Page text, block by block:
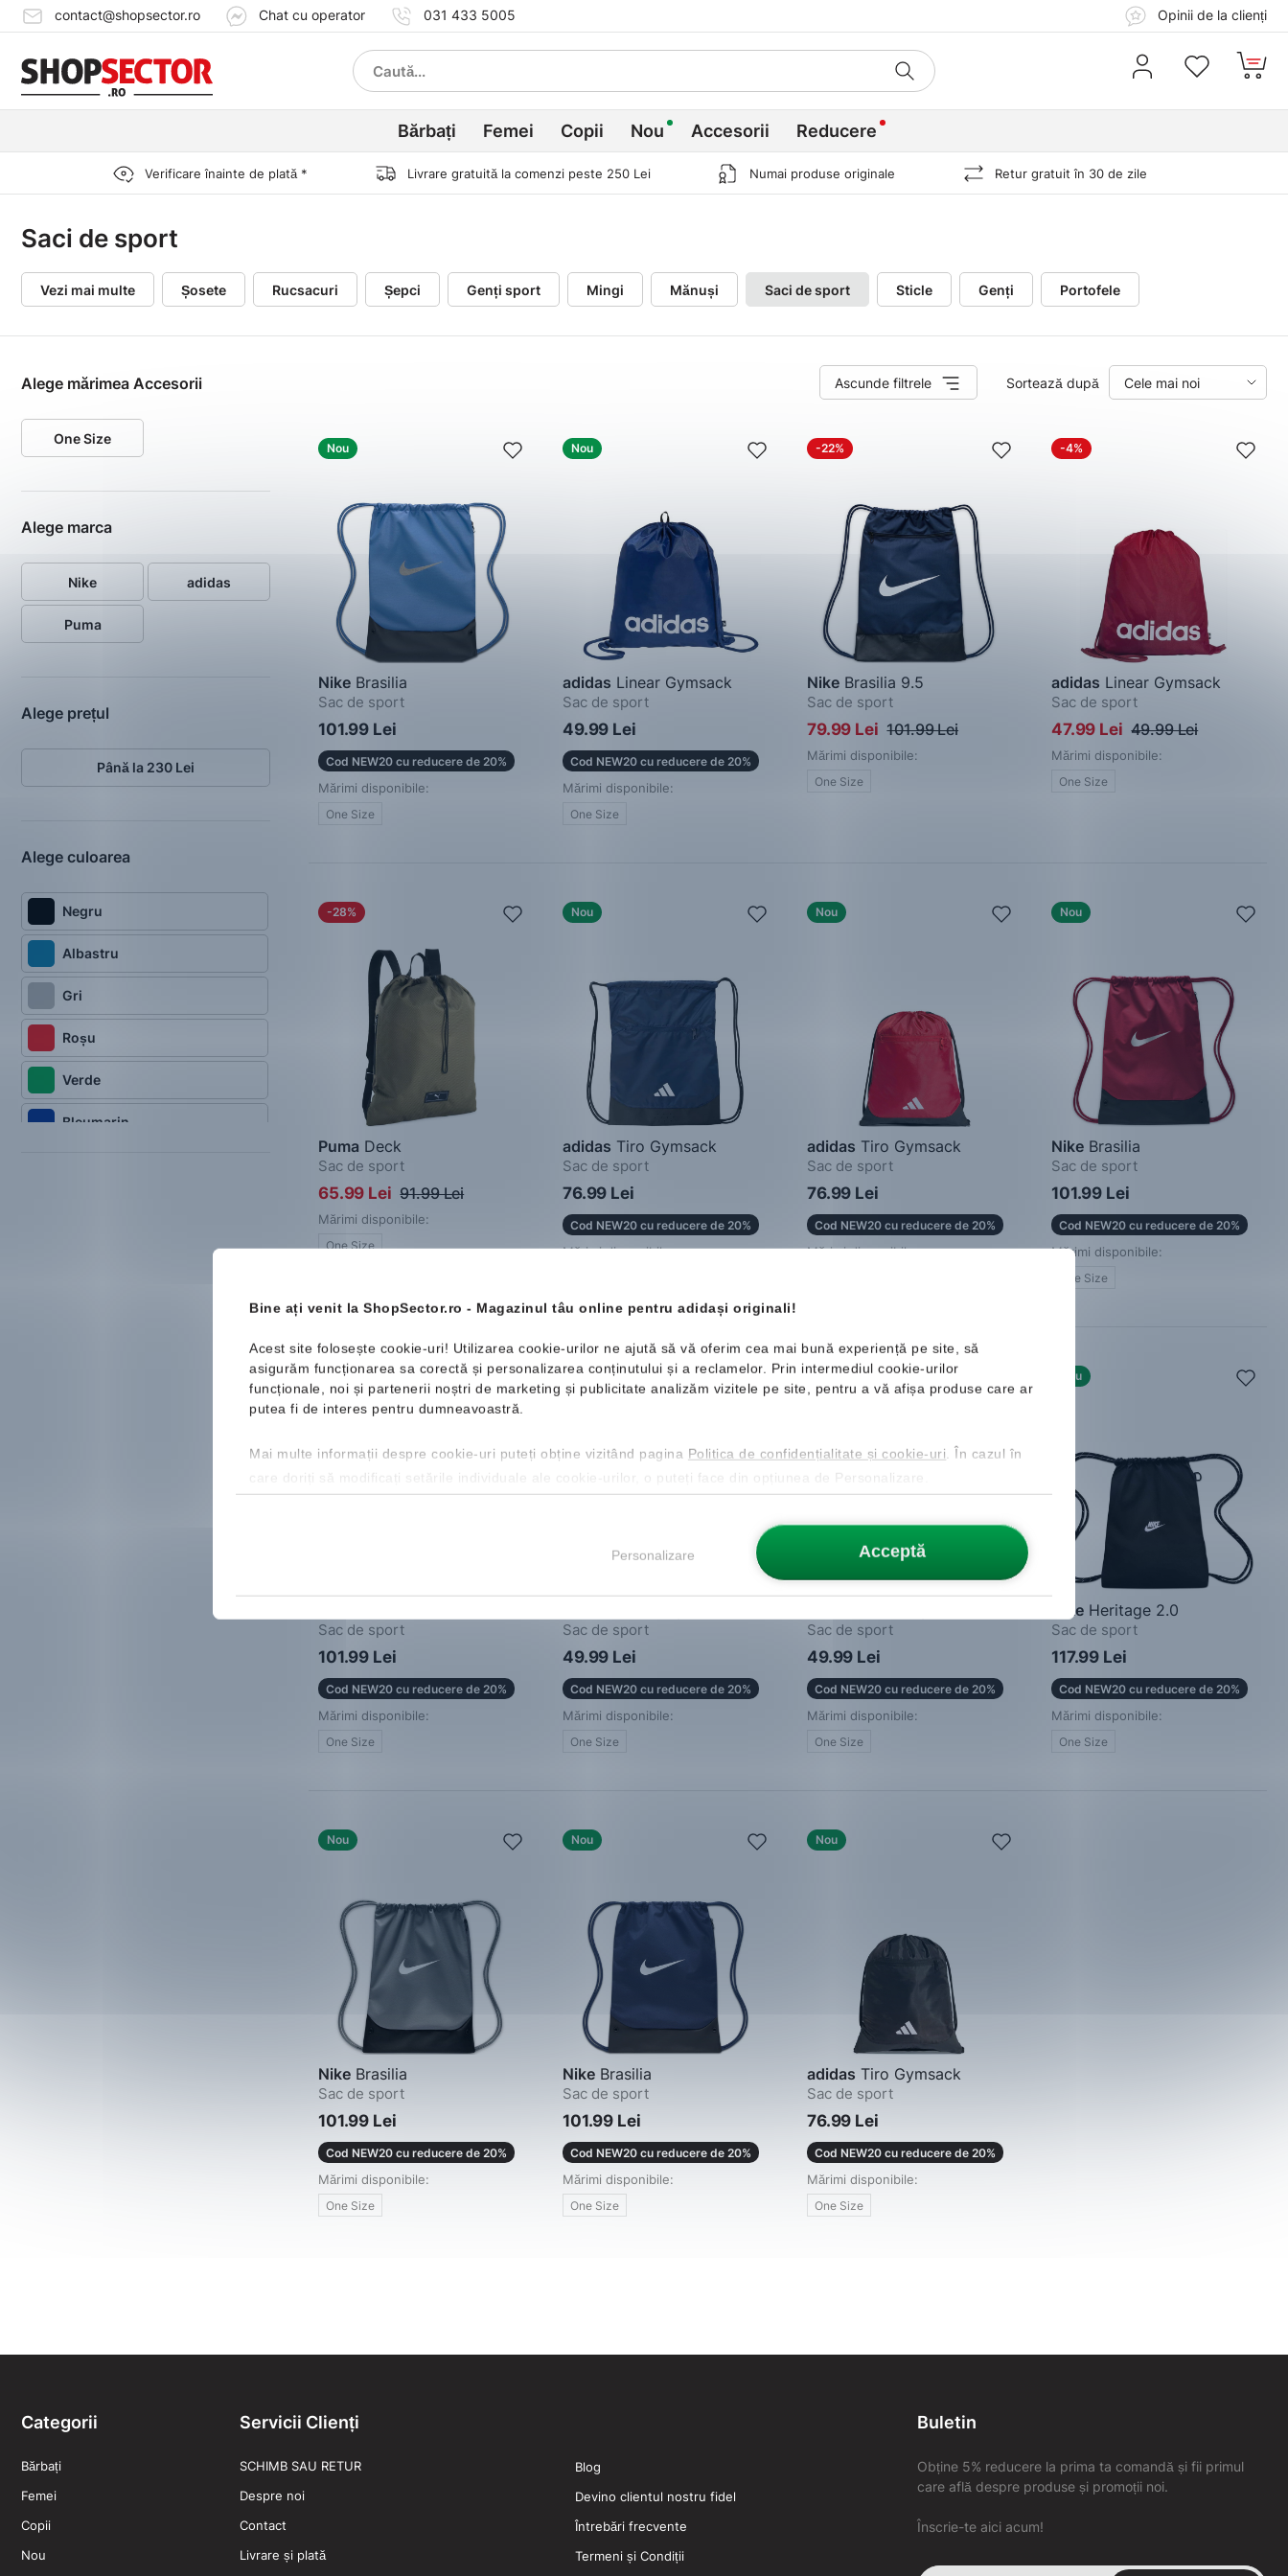
Bine ați venit la ShopSector.ro - Magazinul tâu online pentru adidași originali!
Acest site folosește cookie-uri! Utilizarea cookie-urilor ne ajută să vă oferim cea mai bună experiență pe site, să
asigurăm funcționarea sa corectă și personalizarea conținutului și a reclamelor. Prin intermediul cookie-urilor
funcționale, noi și partenerii noștri de marketing și publicitate analizăm vizitele pe site, pentru a vă afișa produse care ar
putea fi de interes pentru dumneavoastră.
Mai multe informații despre cookie-uri puteți obține vizitând pagina Politica de confidențialitate și cookie-uri . În cazul în
care doriți să modificați setările individuale ale cookie-urilor, o puteți face din opțiunea de Personalizare.
Acceptă
Personalizare
contact@shopsector.ro Chat cu operator 031 433 5005 Opinii de la clienți
Bărbați Femei Copii Nou Accesorii Reducere
Verificare înainte de plată * Livrare gratuită la comenzi peste 250 Lei Numai produse originale Retur gratuit în 30 de zile
Saci de sport
Vezi mai multe Șosete Rucsacuri Șepci Genți sport Mingi Mănuși Saci de sport Sticle Genți Portofele
Alege mărimea Accesorii
One Size
Alege marca
Nike adidas
Puma
Alege prețul
Până la 230 Lei
Alege culoarea
Negru
Albastru
Gri
Roșu
Verde
Bleumarin
Ascunde filtrele Sortează după
Nou
Nike Brasilia
Sac de sport
101.99 Lei
Cod NEW20 cu reducere de 20%
Mărimi disponibile:
One Size
Nou
adidas Linear Gymsack
Sac de sport
49.99 Lei
Cod NEW20 cu reducere de 20%
Mărimi disponibile:
One Size
-22%
Nike Brasilia 9.5
Sac de sport
79.99 Lei 101.99 Lei
Mărimi disponibile:
One Size
-4%
adidas Linear Gymsack
Sac de sport
47.99 Lei 49.99 Lei
Mărimi disponibile:
One Size
-28%
Puma Deck
Sac de sport
65.99 Lei 91.99 Lei
Mărimi disponibile:
One Size
Nou
adidas Tiro Gymsack
Sac de sport
76.99 Lei
Cod NEW20 cu reducere de 20%
Mărimi disponibile:
Nou
adidas Tiro Gymsack
Sac de sport
76.99 Lei
Cod NEW20 cu reducere de 20%
Mărimi disponibile:
Nou
Nike Brasilia
Sac de sport
101.99 Lei
Cod NEW20 cu reducere de 20%
Mărimi disponibile:
One Size
Nou
Sac de sport
101.99 Lei
Cod NEW20 cu reducere de 20%
Mărimi disponibile:
One Size
Nou
Sac de sport
49.99 Lei
Cod NEW20 cu reducere de 20%
Mărimi disponibile:
One Size
Nou
Sac de sport
49.99 Lei
Cod NEW20 cu reducere de 20%
Mărimi disponibile:
One Size
Nou
Nike Heritage 2.0
Sac de sport
117.99 Lei
Cod NEW20 cu reducere de 20%
Mărimi disponibile:
One Size
Nou
Nike Brasilia
Sac de sport
101.99 Lei
Cod NEW20 cu reducere de 20%
Mărimi disponibile:
One Size
Nou
Nike Brasilia
Sac de sport
101.99 Lei
Cod NEW20 cu reducere de 20%
Mărimi disponibile:
One Size
Nou
adidas Tiro Gymsack
Sac de sport
76.99 Lei
Cod NEW20 cu reducere de 20%
Mărimi disponibile:
One Size
Categorii
Bărbați
Femei
Copii
Nou
Servicii Clienți
SCHIMB SAU RETUR
Despre noi
Contact
Livrare și plată
Blog
Devino clientul nostru fidel
Întrebări frecvente
Termeni și Condiții
Buletin
Obține 5% reducere la prima ta comandă și fii primul
care află despre produse și promoții noi.
Înscrie-te aici acum!